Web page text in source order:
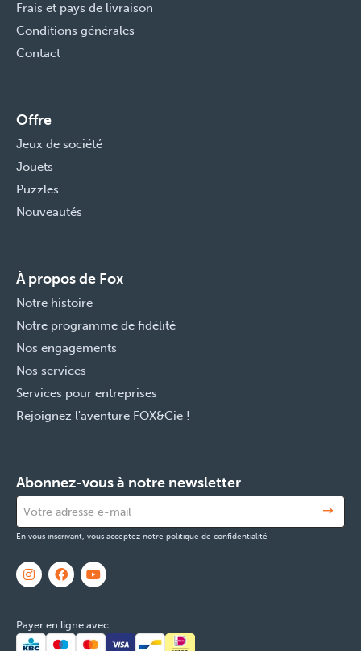
Frais et pays de livraison
Conditions générales
Contact
Offre
Jeux de société
Jouets
Puzzles
Nouveautés
À propos de Fox
Notre histoire
Notre programme de fidélité
Nos engagements
Nos services
Services pour entreprises
Rejoignez l'aventure FOX&Cie !
Abonnez-vous à notre newsletter
En vous inscrivant, vous acceptez notre politique de confidentialité
Payer en ligne avec